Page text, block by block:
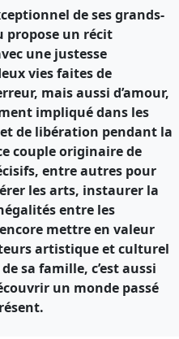
de ses grands-
propose un récit
une justesse
vies faites de
mais aussi d’amour,
impliqué dans les
de libération pendant la
couple originaire de
entre autres pour
les arts, instaurer la
entre les
mettre en valeur
artistique et culturel
sa famille, c’est aussi
un monde passé